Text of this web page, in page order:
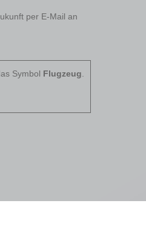
per E-Mail an
Symbol Flugzeug.